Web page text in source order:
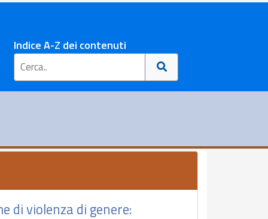
Indice A-Z dei contenuti
di violenza di genere: